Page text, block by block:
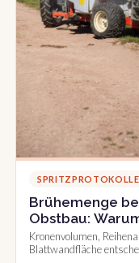
SPRITZPROTOKOLLE
Brühemenge
Obstbau:
ausreichen
Kronenvolumen,
Blattwandfläche